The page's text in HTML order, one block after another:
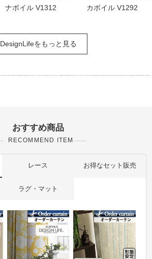
ナボイル V1312
カボイル V1292
DesignLifeをもっと見る
おすすめ商品
RECOMMEND ITEM
レース お得なセット販売
ラグ・マット